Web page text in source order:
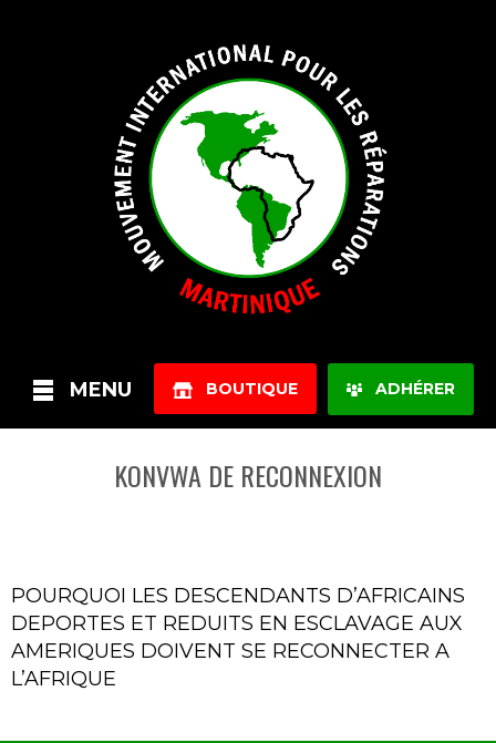
ADHÉRER
BOUTIQUE
MENU
KONVWA DE RECONNEXION
POURQUOI LES DESCENDANTS D’AFRICAINS
DEPORTES ET REDUITS EN ESCLAVAGE AUX
AMERIQUES DOIVENT SE RECONNECTER A
L’AFRIQUE